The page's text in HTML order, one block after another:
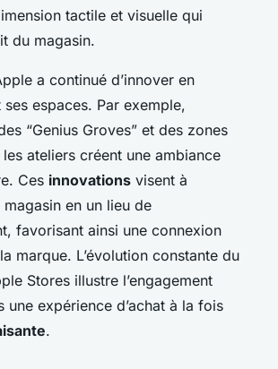
tactile et visuelle qui
du magasin.
a continué d’innover en
ses espaces. Par exemple,
“Genius Groves” et des zones
ateliers créent une ambiance
Ces innovations visent à
en un lieu de
favorisant ainsi une connexion
marque. L’évolution constante du
Stores illustre l’engagement
une expérience d’achat à la fois
.